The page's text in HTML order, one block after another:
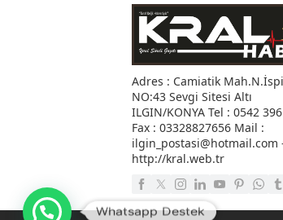
Anasayfa Gündem
Whatsapp Destek